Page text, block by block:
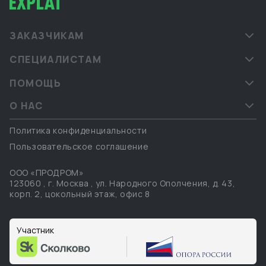
ЗАКАЗЧИКАМ
СПЕЦИАЛИСТАМ
ПОМОЩЬ
О НАС
Политика конфиденциальности
Пользовательское соглашение
ООО «ПРОДРОМ»
123060 , г. Москва , ул. Народного Ополчения, д. 43,
корп. 2, цокольный этаж, офис 8
Участник